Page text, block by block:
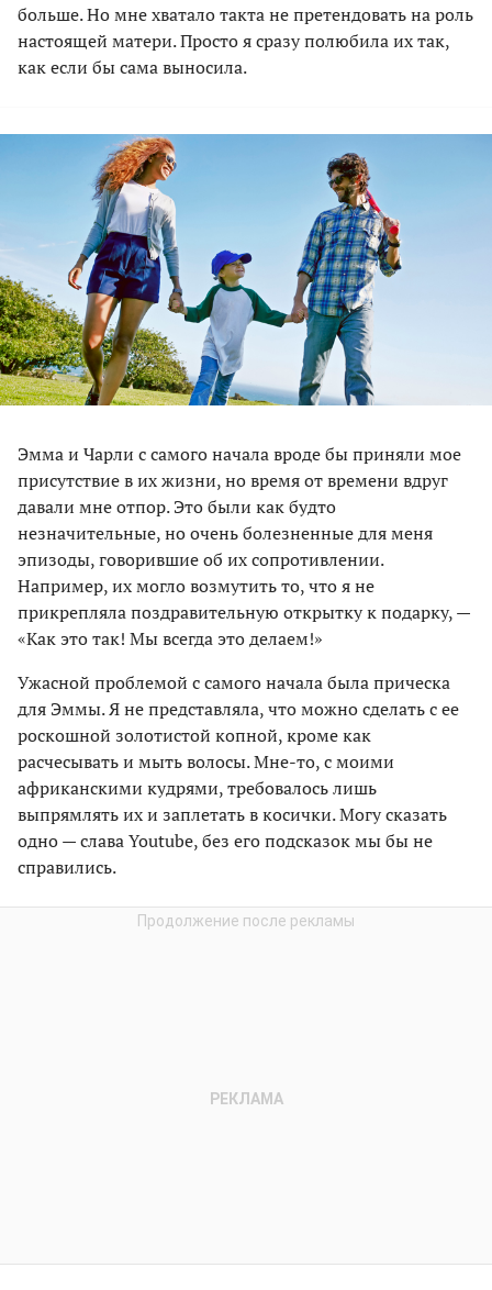
больше. Но мне хватало такта не претендовать на роль
настоящей матери. Просто я сразу полюбила их так,
как если бы сама выносила.
Эмма и Чарли с самого начала вроде бы приняли мое
присутствие в их жизни, но время от времени вдруг
давали мне отпор. Это были как будто
незначительные, но очень болезненные для меня
эпизоды, говорившие об их сопротивлении.
Например, их могло возмутить то, что я не
прикрепляла поздравительную открытку к подарку, —
«Как это так! Мы всегда это делаем!»
Ужасной проблемой с самого начала была прическа
для Эммы. Я не представляла, что можно сделать с ее
роскошной золотистой копной, кроме как
расчесывать и мыть волосы. Мне-то, с моими
африканскими кудрями, требовалось лишь
выпрямлять их и заплетать в косички. Могу сказать
одно — слава Youtube, без его подсказок мы бы не
справились.